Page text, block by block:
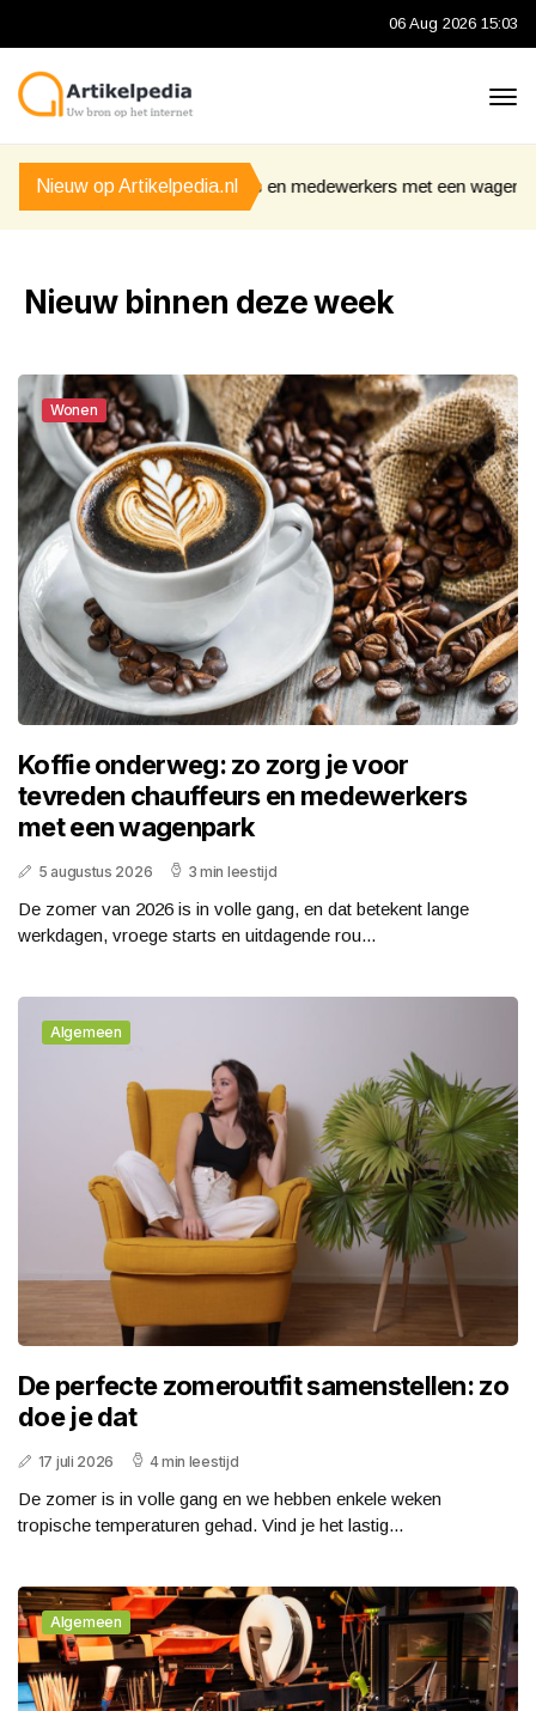
06 Aug 2026 15:03
Nieuw op Artikelpedia.nl
en medewerkers met een wagenpark De perfecte
Nieuw binnen deze week
Wonen
Koffie onderweg: zo zorg je voor
tevreden chauffeurs en medewerkers
met een wagenpark
5 augustus 2026 3 min leestijd
De zomer van 2026 is in volle gang, en dat betekent lange
werkdagen, vroege starts en uitdagende rou...
Algemeen
De perfecte zomeroutfit samenstellen: zo
doe je dat
17 juli 2026 4 min leestijd
De zomer is in volle gang en we hebben enkele weken
tropische temperaturen gehad. Vind je het lastig...
Algemeen